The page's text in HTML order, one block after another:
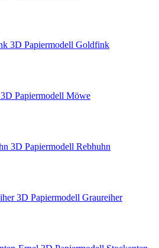
3D Papiermodell Goldfink
3D Papiermodell Möwe
3D Papiermodell Rebhuhn
3D Papiermodell Graureiher